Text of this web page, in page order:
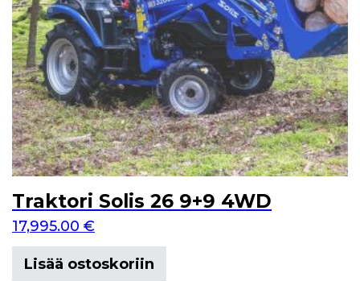
Traktori Solis 26 9+9 4WD
17,995.00 €
Lisää ostoskoriin